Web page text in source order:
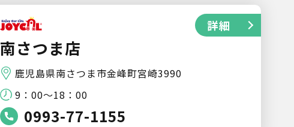
南さつま店
鹿児島県南さつま市金峰町宮崎3990
9：00～18：00
0993-77-1155
詳細